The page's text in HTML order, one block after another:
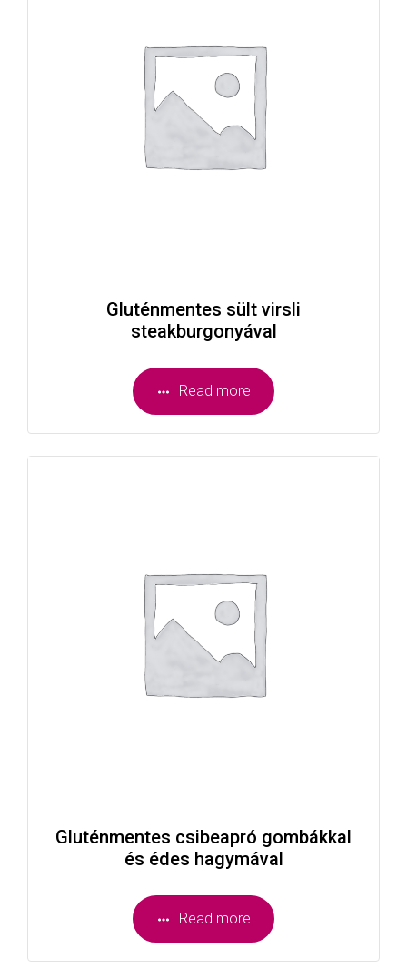
Gluténmentes sült virsli
steakburgonyával
Read more
Gluténmentes csibeapró gombákkal
és édes hagymával
Read more